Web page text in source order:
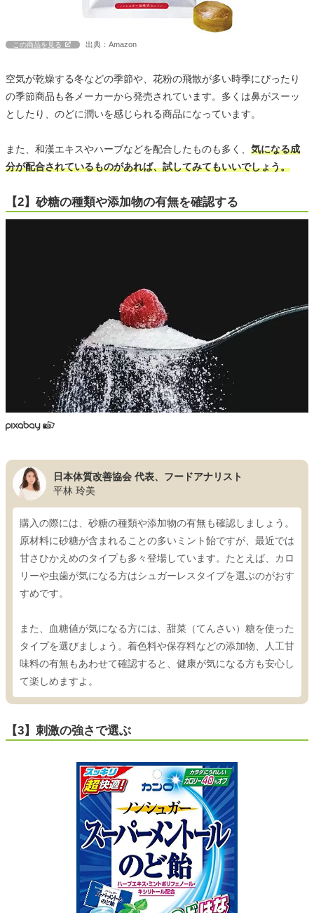
この商品を見る 出典：Amazon
空気が乾燥する冬などの季節や、花粉の飛散が多い時季にぴったり
の季節商品も各メーカーから発売されています。多くは鼻がスーッ
としたり、のどに潤いを感じられる商品になっています。
また、和漢エキスやハーブなどを配合したものも多く、 気になる成
分が配合されているものがあれば、試してみてもいいでしょう。
【2】砂糖の種類や添加物の有無を確認する
日本体質改善協会 代表、フードアナリスト
平林 玲美
購入の際には、砂糖の種類や添加物の有無も確認しましょう。
原材料に砂糖が含まれることの多いミント飴ですが、最近では
甘さひかえめのタイプも多々登場しています。たとえば、カロ
リーや虫歯が気になる方はシュガーレスタイプを選ぶのがおす
すめです。
また、血糖値が気になる方には、甜菜（てんさい）糖を使った
タイプを選びましょう。着色料や保存料などの添加物、人工甘
味料の有無もあわせて確認すると、健康が気になる方も安心し
て楽しめますよ。
【3】刺激の強さで選ぶ